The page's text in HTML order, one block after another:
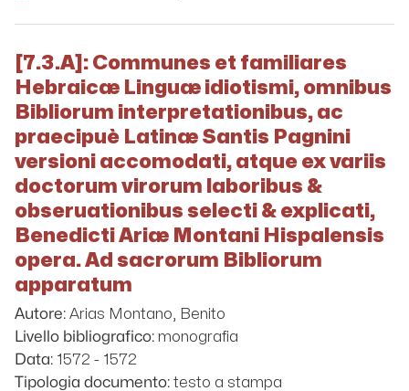
[7.3.A]: Communes et familiares
Hebraicæ Linguæ idiotismi, omnibus
Bibliorum interpretationibus, ac
praecipuè Latinæ Santis Pagnini
versioni accomodati, atque ex variis
doctorum virorum laboribus &
obseruationibus selecti & explicati,
Benedicti Ariæ Montani Hispalensis
opera. Ad sacrorum Bibliorum
apparatum
Autore: Arias Montano, Benito
Livello bibliografico: monografia
Data: 1572 - 1572
Tipologia documento: testo a stampa